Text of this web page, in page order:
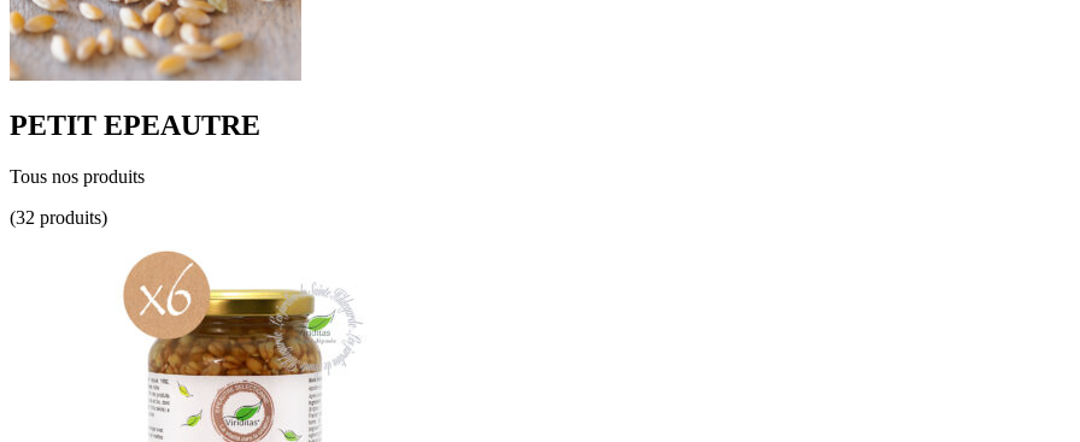
PETIT EPEAUTRE
Tous nos produits
(32 produits)